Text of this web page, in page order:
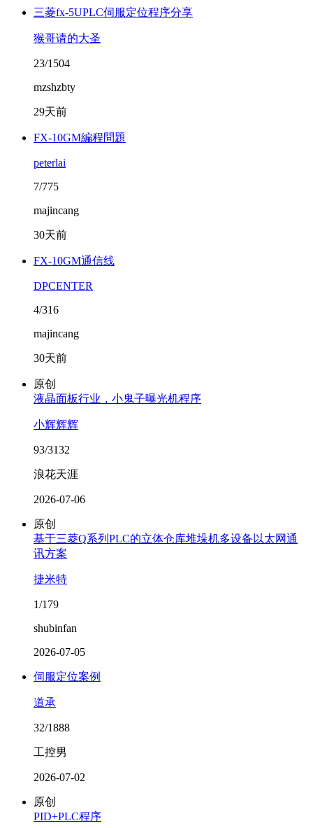
三菱fx-5UPLC伺服定位程序分享
猴哥请的大圣
23/1504
mzshzbty
29天前
FX-10GM編程問題
peterlai
7/775
majincang
30天前
FX-10GM通信线
DPCENTER
4/316
majincang
30天前
原创
液晶面板行业，小鬼子曝光机程序
小辉辉辉
93/3132
浪花天涯
2026-07-06
原创
基于三菱Q系列PLC的立体仓库堆垛机多设备以太网通
讯方案
捷米特
1/179
shubinfan
2026-07-05
伺服定位案例
道承
32/1888
工控男
2026-07-02
原创
PID+PLC程序